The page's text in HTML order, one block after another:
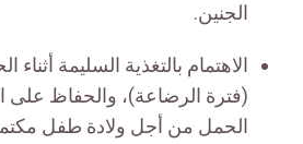
الجنين.
الاهتمام بالتغذية السليمة
(فترة الرضاعة)، والحفاظ على
الحمل من أجل ولادة طفل